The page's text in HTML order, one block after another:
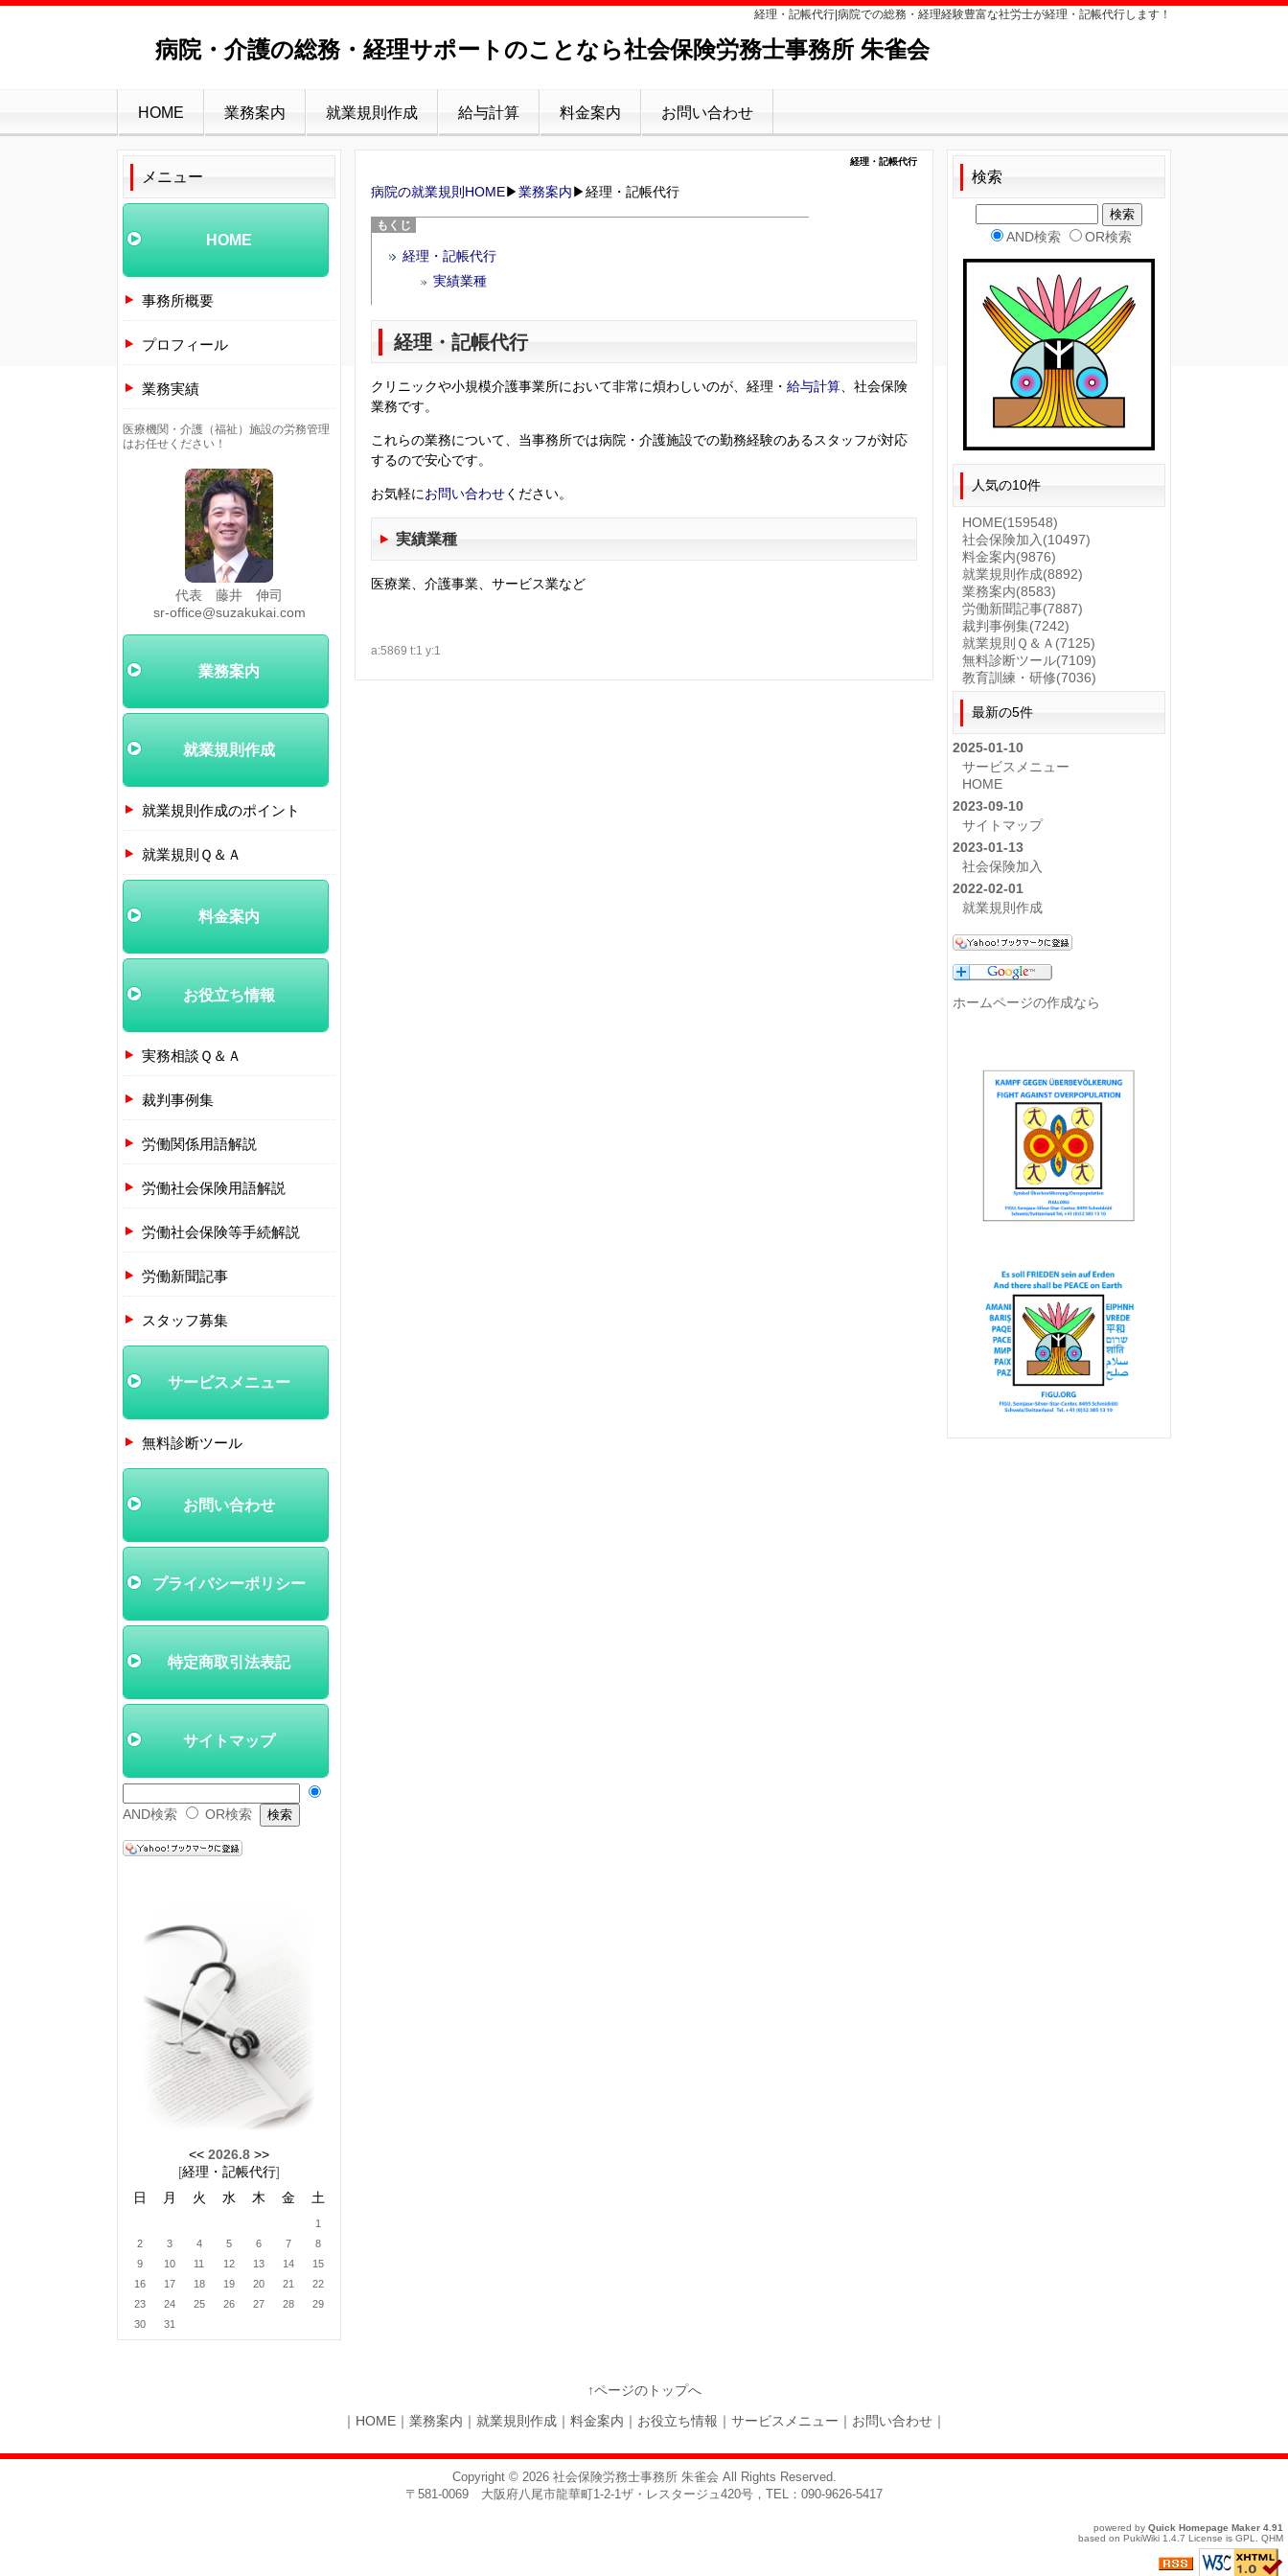
経理・記帳代行|病院での総務・経理経験豊富な社労士が経理・記帳代行します！
病院・介護の総務・経理サポートのことなら社会保険労務士事務所 朱雀会
HOME 業務案内 就業規則作成 給与計算 料金案内 お問い合わせ
経理・記帳代行
病院の就業規則HOME▶業務案内▶経理・記帳代行
経理・記帳代行
実績業種
経理・記帳代行
クリニックや小規模介護事業所において非常に煩わしいのが、経理・ 給与計算 、社会保険
業務です。
これらの業務について、当事務所では病院・介護施設での勤務経験のあるスタッフが対応
するので安心です。
お気軽にお問い合わせください。
実績業種
医療業、介護事業、サービス業など
a:5869 t:1 y:1
メニュー
HOME
事務所概要
プロフィール
業務実績
医療機関・介護（福祉）施設の労務管理
はお任せください！
代表 藤井 伸司
sr-office@suzakukai.com
業務案内
就業規則作成
就業規則作成のポイント
就業規則Ｑ＆Ａ
料金案内
お役立ち情報
実務相談Ｑ＆Ａ
裁判事例集
労働関係用語解説
労働社会保険用語解説
労働社会保険等手続解説
労働新聞記事
スタッフ募集
サービスメニュー
無料診断ツール
お問い合わせ
プライバシーポリシー
特定商取引法表記
サイトマップ
AND検索 OR検索
<< 2026.8 >>
[経理・記帳代行]
日
月 火 水 木 金 土
1
2
3 4 5 6 7
8
9
10 11 12 13 14
15
16
17 18 19 20 21
22
23
24 25 26 27 28
29
30
31
検索
AND検索 OR検索
人気の10件
HOME(159548)
社会保険加入 (10497)
料金案内(9876)
就業規則作成(8892)
業務案内(8583)
労働新聞記事(7887)
裁判事例集(7242)
就業規則Ｑ＆Ａ (7125)
無料診断ツール(7109)
教育訓練・研修(7036)
最新の5件
2025-01-10
サービスメニュー
HOME
2023-09-10
サイトマップ
2023-01-13
社会保険加入
2022-02-01
就業規則作成
ホームページの作成なら
↑ページのトップへ
｜ HOME ｜ 業務案内 ｜ 就業規則作成 ｜ 料金案内 ｜ お役立ち情報 ｜ サービスメニュー ｜ お問い合わせ ｜
Copyright © 2026 社会保険労務士事務所 朱雀会 All Rights Reserved.
〒581-0069 大阪府八尾市龍華町1-2-1ザ・レスタージュ420号，TEL：090-9626-5417
powered by Quick Homepage Maker 4.91
based on PukiWiki 1.4.7 License is GPL QHM